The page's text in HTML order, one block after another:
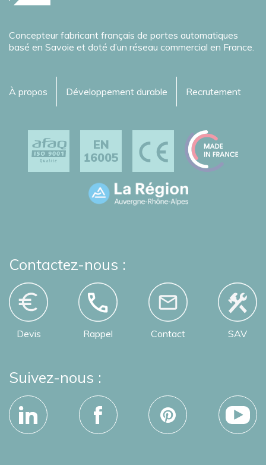
Concepteur fabricant français de portes automatiques
basé en Savoie et doté d’un réseau commercial en France.
À propos Développement durable Recrutement
EN
16005
Contactez-nous :
Devis Rappel Contact SAV
Suivez-nous :